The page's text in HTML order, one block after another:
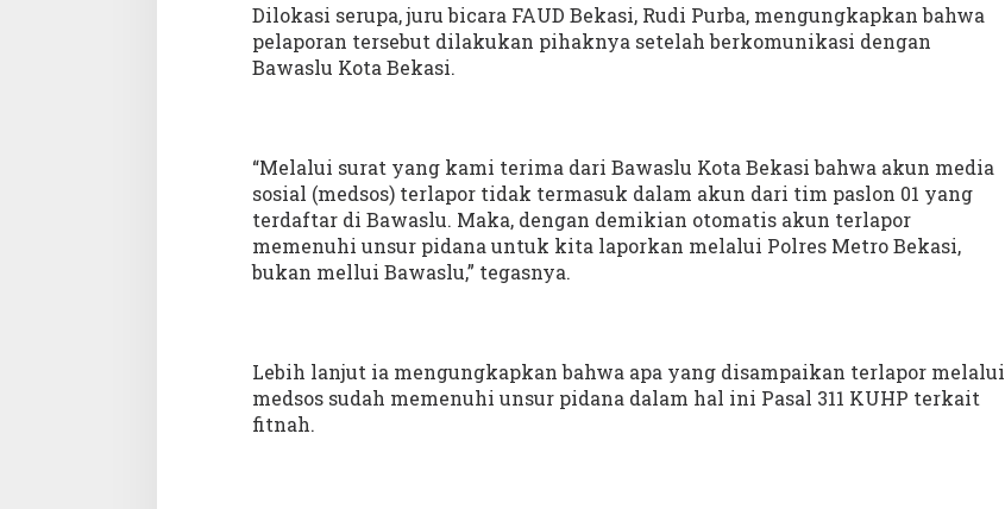
Dilokasi serupa, juru bicara FAUD Bekasi, Rudi Purba, mengungkapkan bahwa
pelaporan tersebut dilakukan pihaknya setelah berkomunikasi dengan
Bawaslu Kota Bekasi.
“Melalui surat yang kami terima dari Bawaslu Kota Bekasi bahwa akun media
sosial (medsos) terlapor tidak termasuk dalam akun dari tim paslon 01 yang
terdaftar di Bawaslu. Maka, dengan demikian otomatis akun terlapor
memenuhi unsur pidana untuk kita laporkan melalui Polres Metro Bekasi,
bukan mellui Bawaslu,” tegasnya.
Lebih lanjut ia mengungkapkan bahwa apa yang disampaikan terlapor melalui
medsos sudah memenuhi unsur pidana dalam hal ini Pasal 311 KUHP terkait
fitnah.